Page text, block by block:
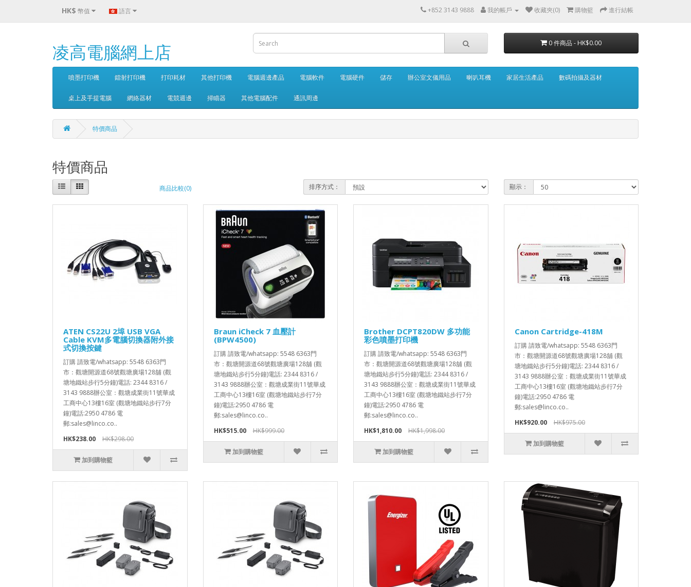
HK$ 幣值 語言 +852 3143 9888 我的帳戶 收藏夾(0) 購物籃 進行結帳
凌高電腦網上店 0 件商品 - HK$0.00
噴墨打印機 鐳射打印機 打印耗材 其他打印機 電腦週邊產品 電腦軟件 電腦硬件 儲存 辦公室文儀用品 喇叭耳機 家居生活產品 數碼拍攝及器材
桌上及手提電腦 網絡器材 電競週邊 掃瞄器 其他電腦配件 通訊周邊
特價商品
特價商品
商品比較(0) 排序方式： 顯示：
ATEN CS22U 2埠 USB VGA
Cable KVM多電腦切換器附外接
式切換按鍵
訂購 請致電/whatsapp: 5548 6363門
市：觀塘開源道68號觀塘廣場128舖 (觀
塘地鐵站步行5分鐘)電話: 2344 8316 /
3143 9888辦公室：觀塘成業街11號華成
工商中心13樓16室 (觀塘地鐵站步行7分
鐘)電話:2950 4786 電
郵:sales@linco.co..
HK$238.00
HK$298.00
加到購物籃
Braun iCheck 7 血壓計
(BPW4500)
訂購 請致電/whatsapp: 5548 6363門
市：觀塘開源道68號觀塘廣場128舖 (觀
塘地鐵站步行5分鐘)電話: 2344 8316 /
3143 9888辦公室：觀塘成業街11號華成
工商中心13樓16室 (觀塘地鐵站步行7分
鐘)電話:2950 4786 電
郵:sales@linco.co..
HK$515.00
HK$999.00
加到購物籃
Brother DCPT820DW 多功能
彩色噴墨打印機
訂購 請致電/whatsapp: 5548 6363門
市：觀塘開源道68號觀塘廣場128舖 (觀
塘地鐵站步行5分鐘)電話: 2344 8316 /
3143 9888辦公室：觀塘成業街11號華成
工商中心13樓16室 (觀塘地鐵站步行7分
鐘)電話:2950 4786 電
郵:sales@linco.co..
HK$1,810.00
HK$1,998.00
加到購物籃
Canon Cartridge-418M
訂購 請致電/whatsapp: 5548 6363門
市：觀塘開源道68號觀塘廣場128舖 (觀
塘地鐵站步行5分鐘)電話: 2344 8316 /
3143 9888辦公室：觀塘成業街11號華成
工商中心13樓16室 (觀塘地鐵站步行7分
鐘)電話:2950 4786 電
郵:sales@linco.co..
HK$920.00
HK$975.00
加到購物籃